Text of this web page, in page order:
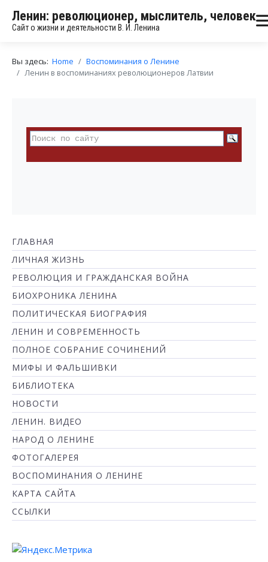
Ленин: революционер, мыслитель, человек
Сайт о жизни и деятельности В. И. Ленина
Вы здесь: Home
Воспоминания о Ленине
Ленин в воспоминаниях революционеров Латвии
ГЛАВНАЯ
ЛИЧНАЯ ЖИЗНЬ
РЕВОЛЮЦИЯ И ГРАЖДАНСКАЯ ВОЙНА
БИОХРОНИКА ЛЕНИНА
ПОЛИТИЧЕСКАЯ БИОГРАФИЯ
ЛЕНИН И СОВРЕМЕННОСТЬ
ПОЛНОЕ СОБРАНИЕ СОЧИНЕНИЙ
МИФЫ И ФАЛЬШИВКИ
БИБЛИОТЕКА
НОВОСТИ
ЛЕНИН. ВИДЕО
НАРОД О ЛЕНИНЕ
ФОТОГАЛЕРЕЯ
ВОСПОМИНАНИЯ О ЛЕНИНЕ
КАРТА САЙТА
ССЫЛКИ